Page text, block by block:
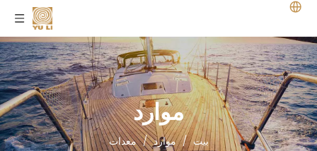
موارد
بيت / موارد / معدات